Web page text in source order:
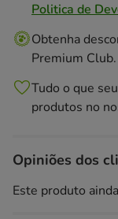
Politica de
Obtenha
Premium Club.
Tudo o que
produtos no
Opiniões dos
Este produto